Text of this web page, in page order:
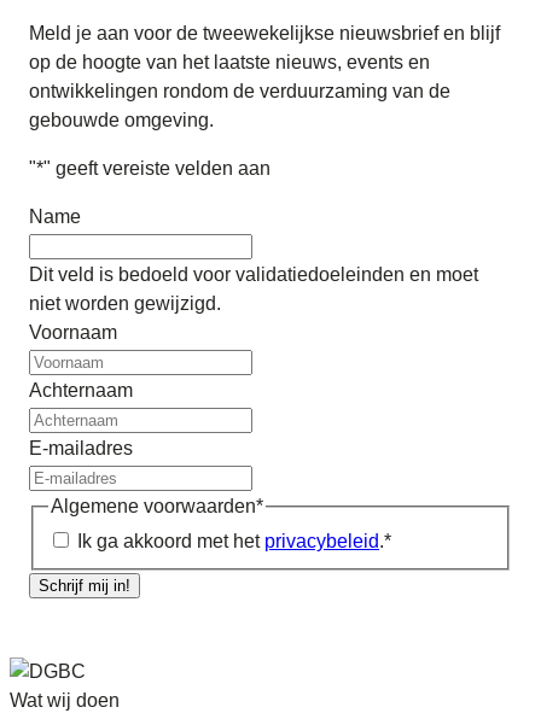
Meld je aan voor de tweewekelijkse nieuwsbrief en blijf
op de hoogte van het laatste nieuws, events en
ontwikkelingen rondom de verduurzaming van de
gebouwde omgeving.
"*" geeft vereiste velden aan
Name
Dit veld is bedoeld voor validatiedoeleinden en moet
niet worden gewijzigd.
Voornaam
Achternaam
E-mailadres
Algemene voorwaarden*
Ik ga akkoord met het privacybeleid.*
Schrijf mij in!
Wat wij doen